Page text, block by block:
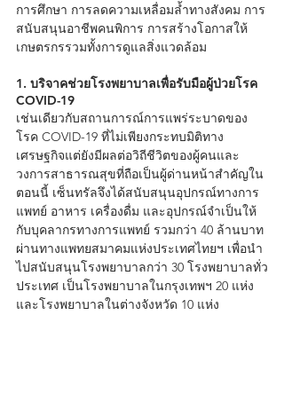
การศึกษา การลดความเหลื่อมล้ำทางสังคม การ
สนับสนุนอาชีพคนพิการ การสร้างโอกาสให้
เกษตรกรรวมทั้งการดูแลสิ่งแวดล้อม
1. บริจาคช่วยโรงพยาบาลเพื่อรับมือผู้ป่วยโรค
COVID-19
เช่นเดียวกับสถานการณ์การแพร่ระบาดของ
โรค COVID-19 ที่ไม่เพียงกระทบมิติทาง
เศรษฐกิจแต่ยังมีผลต่อวิถีชีวิตของผู้คนและ
วงการสาธารณสุขที่ถือเป็นผู้ด่านหน้าสำคัญใน
ตอนนี้ เซ็นทรัลจึงได้สนับสนุนอุปกรณ์ทางการ
แพทย์ อาหาร เครื่องดื่ม และอุปกรณ์จำเป็นให้
กับบุคลากรทางการแพทย์ รวมกว่า 40 ล้านบาท
ผ่านทางแพทยสมาคมแห่งประเทศไทยฯ เพื่อนำ
ไปสนับสนุนโรงพยาบาลกว่า 30 โรงพยาบาลทั่ว
ประเทศ เป็นโรงพยาบาลในกรุงเทพฯ 20 แห่ง
และโรงพยาบาลในต่างจังหวัด 10 แห่ง